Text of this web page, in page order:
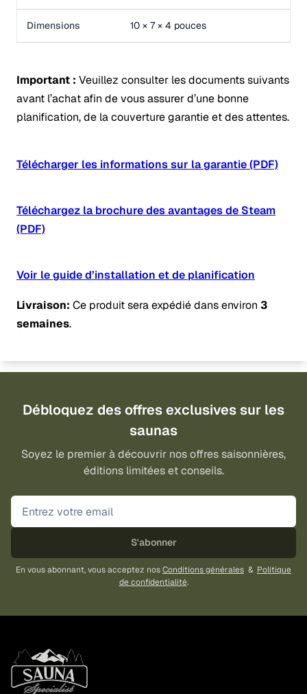
Dimensions 10 × 7 × 4 pouces
Important : Veuillez consulter les documents suivants
avant l’achat afin de vous assurer d’une bonne
planification, de la couverture garantie et des attentes.
Télécharger les informations sur la garantie (PDF)
Téléchargez la brochure des avantages de Steam
(PDF)
Voir le guide d’installation et de planification
Livraison: Ce produit sera expédié dans environ 3
semaines.
Débloquez des offres exclusives sur les
saunas
Soyez le premier à découvrir nos offres saisonnières,
éditions limitées et conseils.
S'abonner
En vous abonnant, vous acceptez nosConditions générales & Politique
de confidentialité.